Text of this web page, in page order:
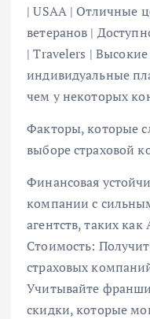
| USAA | Отличные
ветеранов |
| Travelers |
индивидуальные
чем у некоторых
Факторы, которые
выборе страховой
Финансовая
компании с
агентств, таких
Стоимость:
страховых
Учитывайте
скидки, которые